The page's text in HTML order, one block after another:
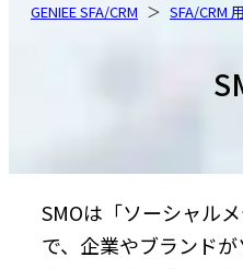
GENIEE SFA/CRM SFA/CRM
SMOは「ソーシャル
で、企業やブランド